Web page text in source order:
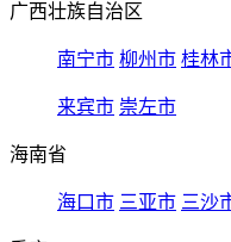
广西壮族自治区
南宁市 柳州市 桂林
来宾市 崇左市
海南省
海口市 三亚市 三沙